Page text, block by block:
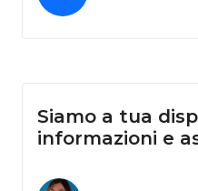
Siamo a tua
informazioni e